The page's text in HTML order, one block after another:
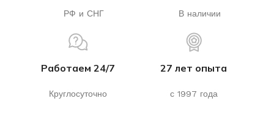
РФ и СНГ В наличии
Работаем 24/7
Круглосуточно
27 лет опыта
с 1997 года